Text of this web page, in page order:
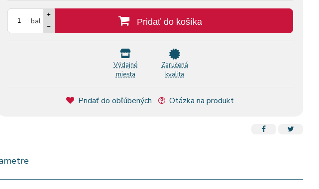
bal Pridať do košíka
Výdajné
miesta
Zaručená
kvalita
Pridať do obľúbených Otázka na produkt